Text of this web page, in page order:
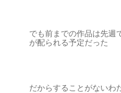
でも前までの作品は先週
が配られる予定だった
だからすることがないわ